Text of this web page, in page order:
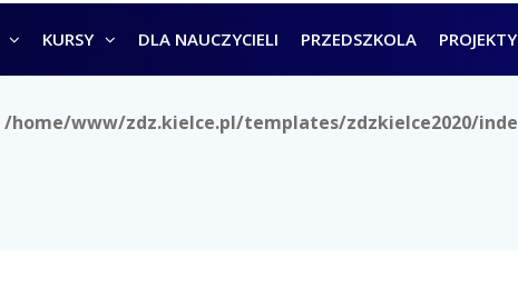
KURSY DLA NAUCZYCIELI PRZEDSZKOLA
/home/www/zdz.kielce.pl/templates/zdzkielce2020/